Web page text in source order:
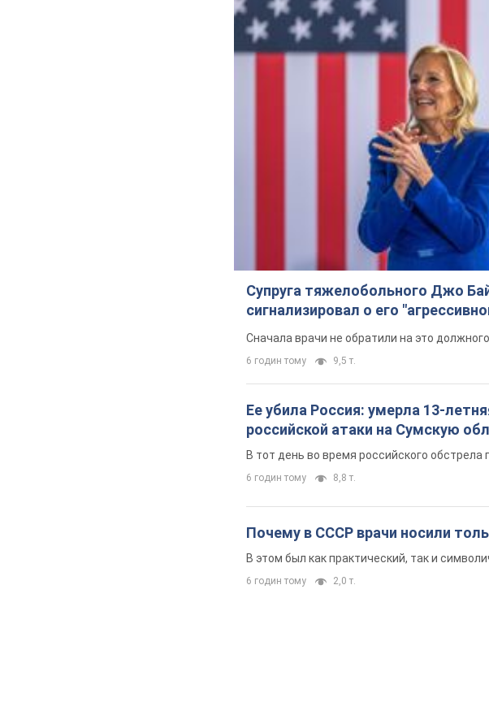
Супруга тяжелобольного Джо
сигнализировал о его
Сначала врачи не обратили на это
6 годин тому 9,5 т.
Ее убила Россия: умерла 13-
российской атаки на Сумскую
В тот день во время российского обстрела
6 годин тому 8,8 т.
Почему в СССР врачи носили
В этом был как практический, так и
6 годин тому 2,0 т.